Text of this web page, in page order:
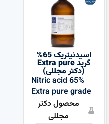
اسیدنیتریک 65%
گرید Extra pure
(دکتر مجللی)
Nitric acid 65%
Extra pure grade
محصول دکتر
مجللی